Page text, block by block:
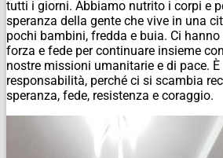
tutti i giorni. Abbiamo nutrito i corpi e
speranza della gente che vive in una
pochi bambini, fredda e buia. Ci
forza e fede per continuare insieme
nostre missioni umanitarie e di pace.
responsabilità, perché ci si scambia
speranza, fede, resistenza e coraggio.